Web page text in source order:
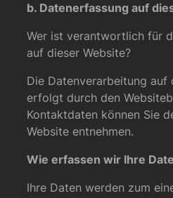
b. Datenerfassung auf
Wer ist verantwortlich für
auf dieser Website?
Die Datenverarbeitung auf
erfolgt durch den
Kontaktdaten können Sie
Website entnehmen.
Wie erfassen wir Ihre
Ihre Daten werden zum